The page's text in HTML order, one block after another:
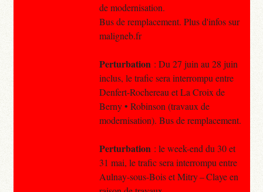
de modernisation.
Bus de remplacement. Plus d'infos sur
maligneb.fr
Perturbation : Du 27 juin au 28 juin
inclus, le trafic sera interrompu entre
Denfert-Rochereau et La Croix de
Berny • Robinson (travaux de
modernisation). Bus de remplacement.
Perturbation : le week-end du 30 et
31 mai, le trafic sera interrompu entre
Aulnay-sous-Bois et Mitry – Claye en